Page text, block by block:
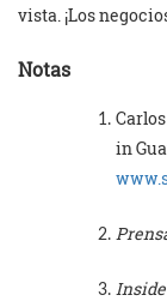
vista. ¡Los
Notas
in